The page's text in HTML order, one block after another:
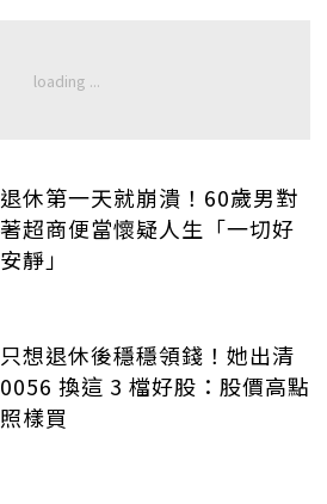
退休第一天就崩潰！60歲男對
著超商便當懷疑人生「一切好
安靜」
只想退休後穩穩領錢！她出清
0056 換這 3 檔好股：股價高點
照樣買